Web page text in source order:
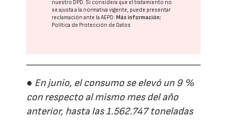
nuestro DPD. Si considera que el tratamiento no
se ajusta a la normativa vigente, puede presentar
reclamación ante laAEPD. Más información:
Política de Protección de Datos
● En junio, el consumo se elevó un 9 %
con respecto al mismo mes del año
anterior, hasta las 1.562.747 toneladas